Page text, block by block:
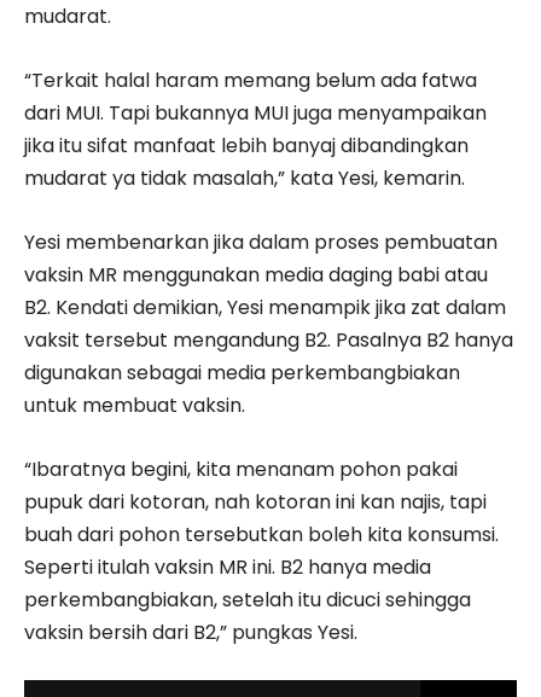
mudarat.
“Terkait halal haram memang belum ada fatwa
dari MUI. Tapi bukannya MUI juga menyampaikan
jika itu sifat manfaat lebih banyaj dibandingkan
mudarat ya tidak masalah,” kata Yesi, kemarin.
Yesi membenarkan jika dalam proses pembuatan
vaksin MR menggunakan media daging babi atau
B2. Kendati demikian, Yesi menampik jika zat dalam
vaksit tersebut mengandung B2. Pasalnya B2 hanya
digunakan sebagai media perkembangbiakan
untuk membuat vaksin.
“Ibaratnya begini, kita menanam pohon pakai
pupuk dari kotoran, nah kotoran ini kan najis, tapi
buah dari pohon tersebutkan boleh kita konsumsi.
Seperti itulah vaksin MR ini. B2 hanya media
perkembangbiakan, setelah itu dicuci sehingga
vaksin bersih dari B2,” pungkas Yesi.